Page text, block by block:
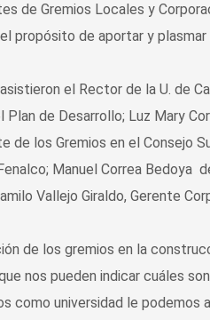
de Gremios Locales y
propósito de aportar y
el Rector de la U. de
Plan de Desarrollo; Luz Mary
de los Gremios en el Consejo
Manuel Correa Bedoya
Vallejo Giraldo, Gerente
de los gremios en la
nos pueden indicar cuáles
como universidad le podemos